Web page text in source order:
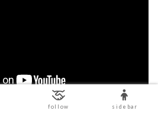
follow sidebar